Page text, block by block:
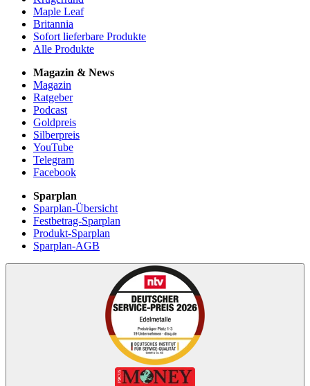
Maple Leaf
Britannia
Sofort lieferbare Produkte
Alle Produkte
Magazin & News
Magazin
Ratgeber
Podcast
Goldpreis
Silberpreis
YouTube
Telegram
Facebook
Sparplan
Sparplan-Übersicht
Festbetrag-Sparplan
Produkt-Sparplan
Sparplan-AGB